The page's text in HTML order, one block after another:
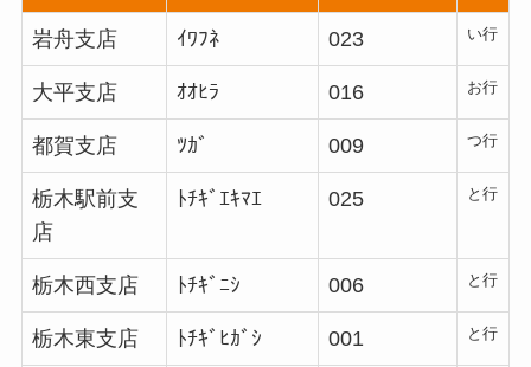
岩舟支店 ｲﾜﾌﾈ 023 い行
大平支店 ｵｵﾋﾗ 016 お行
都賀支店 ﾂｶﾞ 009 つ行
栃木駅前支
店
ﾄﾁｷﾞｴｷﾏｴ 025 と行
栃木西支店 ﾄﾁｷﾞﾆｼ 006 と行
栃木東支店 ﾄﾁｷﾞﾋｶﾞｼ 001 と行